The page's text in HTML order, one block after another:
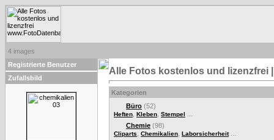
4 images
Registrierte Benutzer
Zufallsbild
Alle Fotos kostenlos und lizenzfrei
Kategorien
Büro (52)
Heften Kleben Stempel
Chemie (98)
Cliparts Chemikalien Laborsicherheit...